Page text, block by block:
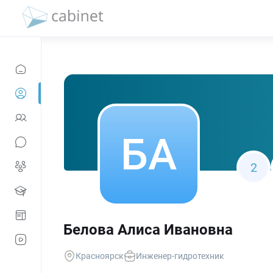
2
Белова Алиса Ивановна
Красноярск Инженер-гидротехник